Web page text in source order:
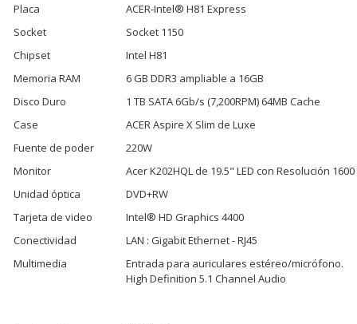
Placa
ACER-Intel® H81 Express
Socket
Socket 1150
Chipset
Intel H81
Memoria RAM
6 GB DDR3 ampliable a 16GB
Disco Duro
1 TB SATA 6Gb/s (7,200RPM) 64MB Cache
Case
ACER Aspire X Slim de Luxe
Fuente de poder
220W
Monitor
Acer K202HQL de 19.5" LED con Resolución
Unidad óptica
DVD+RW
Tarjeta de video
Intel® HD Graphics 4400
Conectividad
LAN : Gigabit Ethernet - RJ45
Multimedia
Entrada para auriculares estéreo/micrófono.
High Definition 5.1 Channel Audio